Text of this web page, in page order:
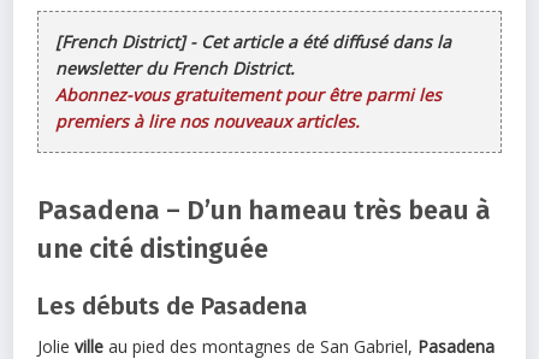
[French District] - Cet article a été diffusé dans la
newsletter du French District.
Abonnez-vous gratuitement pour être parmi les
premiers à lire nos nouveaux articles.
Pasadena – D’un hameau très beau à
une cité distinguée
Les débuts de Pasadena
Jolieville au pied des montagnes de San Gabriel, Pasadena